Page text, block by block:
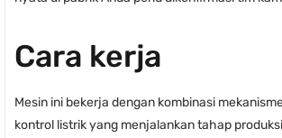
Cara kerja
Mesin ini bekerja dengan kombinasi
kontrol listrik yang menjalankan tahap